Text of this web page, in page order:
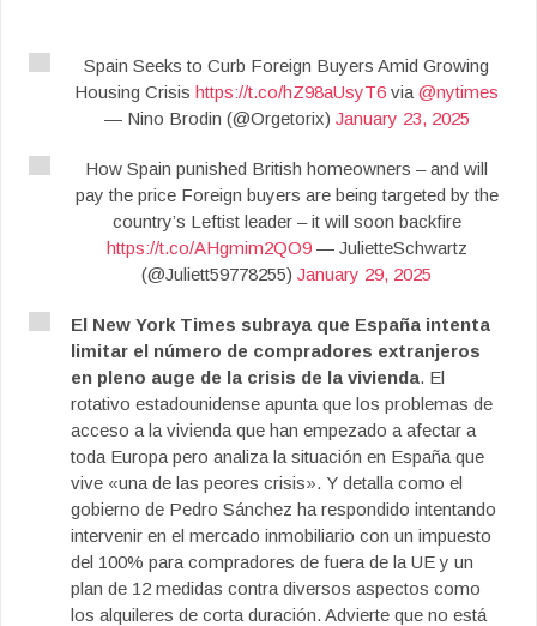
Spain Seeks to Curb Foreign Buyers Amid Growing
Housing Crisis https://t.co/hZ98aUsyT6 via @nytimes
— Nino Brodin (@Orgetorix) January 23, 2025
How Spain punished British homeowners – and will
pay the price Foreign buyers are being targeted by the
country’s Leftist leader – it will soon backfire
https://t.co/AHgmim2QO9— JulietteSchwartz
(@Juliett59778255) January 29, 2025
El New York Times subraya que España intenta
limitar el número de compradores extranjeros
en pleno auge de la crisis de la vivienda. El
rotativo estadounidense apunta que los problemas de
acceso a la vivienda que han empezado a afectar a
toda Europa pero analiza la situación en España que
vive «una de las peores crisis». Y detalla como el
gobierno de Pedro Sánchez ha respondido intentando
intervenir en el mercado inmobiliario con un impuesto
del 100% para compradores de fuera de la UE y un
plan de 12 medidas contra diversos aspectos como
los alquileres de corta duración. Advierte que no está